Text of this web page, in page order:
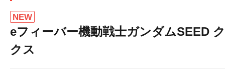
NEW
eフィーバー機動戦士ガンダムSEED
クス